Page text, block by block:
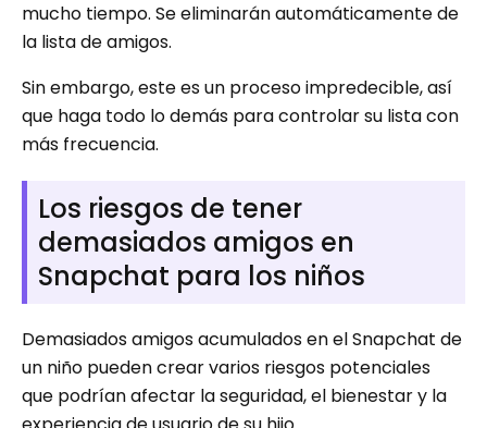
mucho tiempo. Se eliminarán automáticamente de
la lista de amigos.
Sin embargo, este es un proceso impredecible, así
que haga todo lo demás para controlar su lista con
más frecuencia.
Los riesgos de tener
demasiados amigos en
Snapchat para los niños
Demasiados amigos acumulados en el Snapchat de
un niño pueden crear varios riesgos potenciales
que podrían afectar la seguridad, el bienestar y la